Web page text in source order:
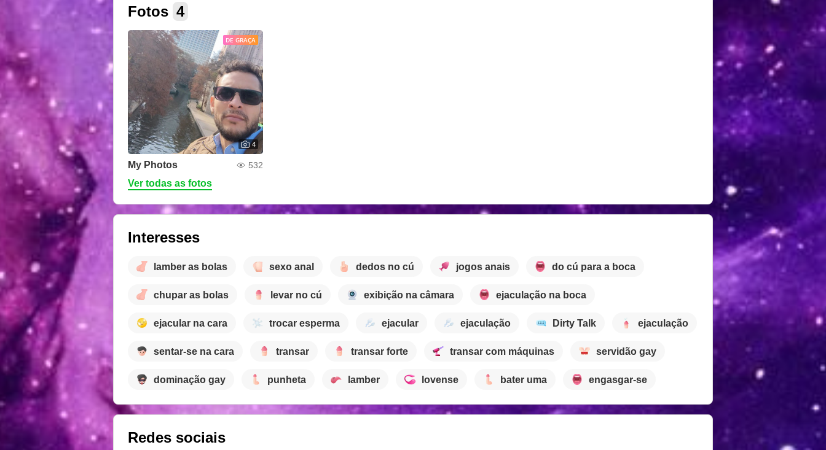
Fotos 4
DE GRAÇA
4
My Photos 532
Ver todas as fotos
Interesses
lamber as bolas sexo anal dedos no cú jogos anais do cú para a boca
chupar as bolas levar no cú exibição na câmara ejaculação na boca
ejacular na cara trocar esperma ejacular ejaculação Dirty Talk ejaculação
sentar-se na cara transar transar forte transar com máquinas servidão gay
dominação gay punheta lamber lovense bater uma engasgar-se
Redes sociais